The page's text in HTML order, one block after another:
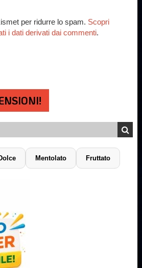
per ridurre lo spam. Scopri
i dati derivati dai commenti.
Mentolato Fruttato